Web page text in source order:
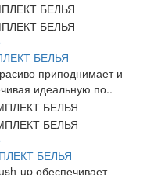
БЕЛЬЯ
приподнимает и
идеальную по..
БЕЛЬЯ
up обеспечивает